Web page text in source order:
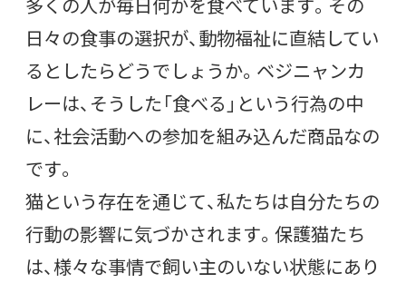
日々の食事の選択が、動物福祉に直結してい
るとしたらどうでしょうか。ベジニャンカ
レーは、そうした「食べる」という行為の中
に、社会活動への参加を組み込んだ商品なの
です。
猫という存在を通じて、私たちは自分たちの
行動の影響に気づかされます。保護猫たち
は、様々な事情で飼い主のいない状態にあり